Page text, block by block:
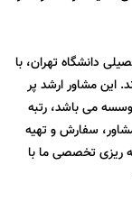
دانشگاه تهران، با
این مشاور ارشد پر
می باشد، رتبه
سفارش و تهیه
ریزی تخصصی ما با